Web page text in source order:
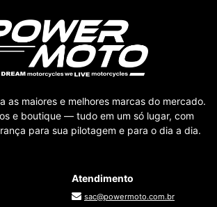
as maiores e melhores marcas do mercado.
e boutique — tudo em um só lugar, com
para sua pilotagem e para o dia a dia.
Atendimento
sac@powermoto.com.br